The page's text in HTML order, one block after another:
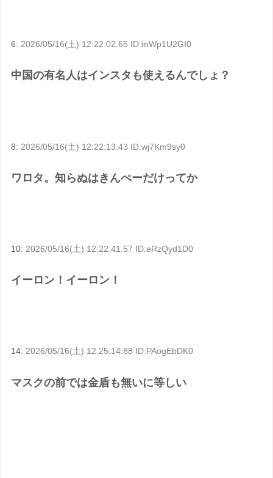
6:2026/05/16(土) 12:22:02.65 ID:mWp1U2GI0
中国の有名人はインスタも使えるんでしょ？
8: 2026/05/16(土) 12:22:13.43 ID:wj7Km9sy0
ワロタ。知らぬはきんぺーだけってか
10: 2026/05/16(土) 12:22:41.57 ID:eRzQyd1D0
イーロン！イーロン！
14:2026/05/16(土) 12:25:14.88 ID:PAogEbDK0
マスクの前では金盾も無いに等しい